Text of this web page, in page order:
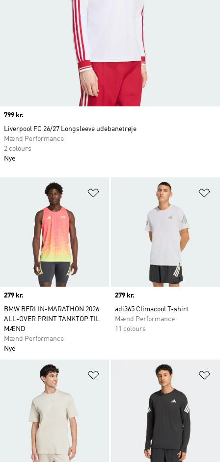
Føj til ønskeliste
Price
279 kr.
BMW BERLIN-MARATHON 2026
ALL-OVER PRINT TANKTOP TIL
MÆND
Mænd Performance
Nye
Price
279 kr.
adi365 Climacool T-shirt
Mænd Performance
11 colours
Føj til ønskeliste
Price
799 kr.
Liverpool FC 26/27 Longsleeve udebanetrøje
Mænd Performance
2 colours
Nye